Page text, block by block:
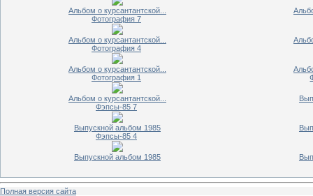
Альбом о курсантантской...
Фотография 7
Альбом о курсантантской...
Фотография 4
Альбом о курсантантской...
Фотография 1
Альбом о курсантантской...
Фэпсы-85 7
Выпускной альбом 1985
Фэпсы-85 4
Выпускной альбом 1985
Полная версия сайта